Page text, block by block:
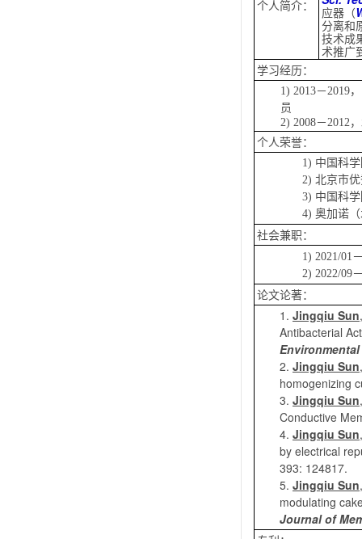
个人简介：
应器（
分离和
技术成
术推广
学习经历：
1) 2013－2019
员
2) 2008－2012
个人荣誉：
1) 中国科
2) 北京市
3) 中国科
4) 奥加诺
社会兼职：
1) 2021/01
2) 2022/09
论文论著：
1. Jingqiu Sun
Antibacterial
2. Jingqiu Sun
homogenizing
3. Jingqiu Sun
Conductive
4. Jingqiu Sun
by electrical
393: 124817.
5. Jingqiu Sun
modulating
Journal of